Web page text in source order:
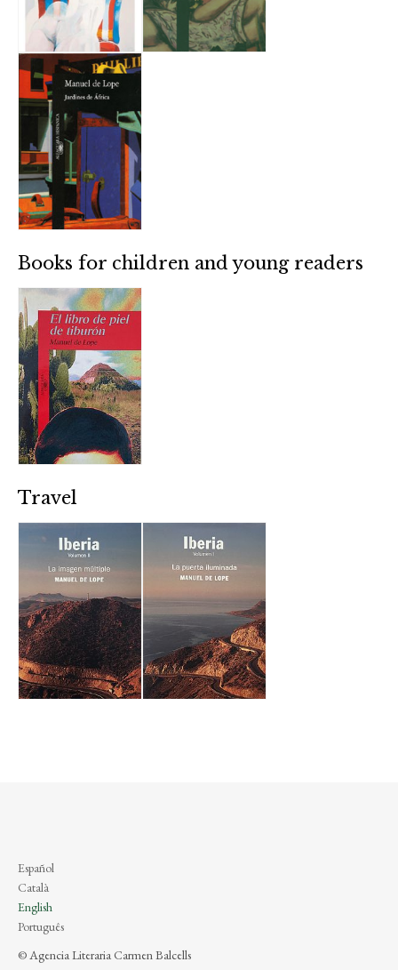
Books for children and young readers
Travel
Español
Català
English
Português
© Agencia Literaria Carmen Balcells